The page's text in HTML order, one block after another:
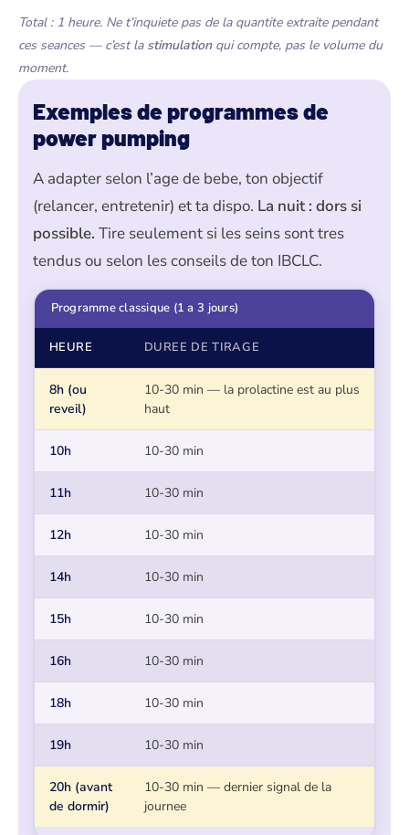
Total : 1 heure. Ne t’inquiete pas de la quantite extraite pendant
ces seances — c’est la stimulationqui compte, pas le volume du
moment.
Exemples de programmes de
power pumping
A adapter selon l’age de bebe, ton objectif
(relancer, entretenir) et ta dispo. La nuit : dors si
possible. Tire seulement si les seins sont tres
tendus ou selon les conseils de ton IBCLC.
Programme classique (1 a 3 jours)
HEURE DUREE DE TIRAGE
8h (ou
reveil)
10-30 min — la prolactine est au plus
haut
10h 10-30 min
11h 10-30 min
12h 10-30 min
14h 10-30 min
15h 10-30 min
16h 10-30 min
18h 10-30 min
19h 10-30 min
20h (avant
de dormir)
10-30 min — dernier signal de la
journee